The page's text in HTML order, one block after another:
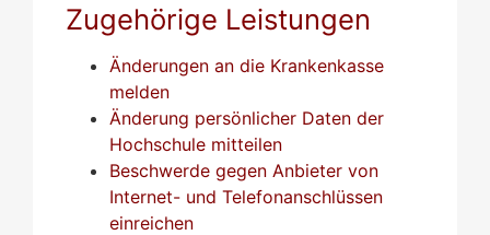
Zugehörige Leistungen
Änderungen an die Krankenkasse
melden
Änderung persönlicher Daten der
Hochschule mitteilen
Beschwerde gegen Anbieter von
Internet- und Telefonanschlüssen
einreichen